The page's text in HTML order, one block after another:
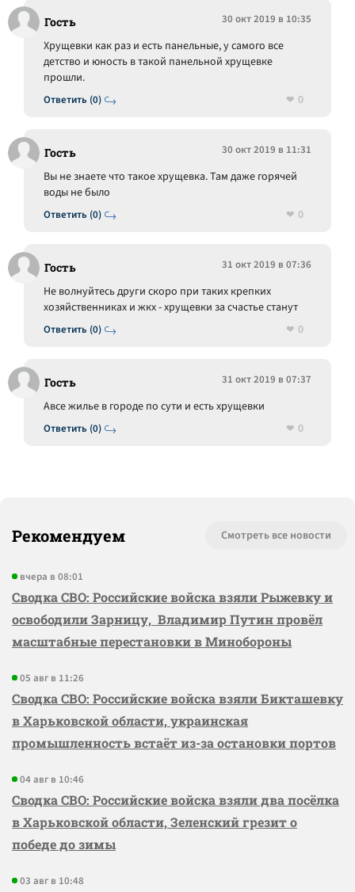
Гость 30 окт 2019 в 10:35
Ответить (0)
Хрущевки как раз и есть панельные, у самого все
детство и юность в такой панельной хрущевке
прошли.
0
Гость 30 окт 2019 в 11:31
Ответить (0)
Вы не знаете что такое хрущевка. Там даже горячей
воды не было
0
Гость 31 окт 2019 в 07:36
Ответить (0)
Не волнуйтесь други скоро при таких крепких
хозяйственниках и жкх - хрущевки за счастье станут
0
Гость 31 окт 2019 в 07:37
Ответить (0)
Авсе жилье в городе по сути и есть хрущевки
0
Рекомендуем Смотреть все новости
вчера в 08:01
Сводка СВО: Российские войска взяли Рыжевку и
освободили Зарницу, Владимир Путин провёл
масштабные перестановки в Минобороны
05 авг в 11:26
Сводка СВО: Российские войска взяли Бикташевку
в Харьковской области, украинская
промышленность встаёт из-за остановки портов
04 авг в 10:46
Сводка СВО: Российские войска взяли два посёлка
в Харьковской области, Зеленский грезит о
победе до зимы
03 авг в 10:48